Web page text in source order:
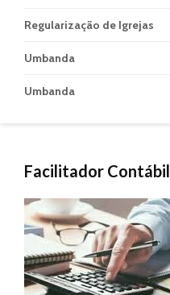
Regularização de Igrejas
Umbanda
Umbanda
Facilitador Contábil